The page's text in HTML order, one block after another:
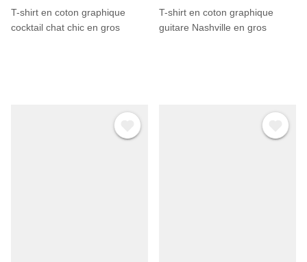
T-shirt en coton graphique
cocktail chat chic en gros
T-shirt en coton graphique
guitare Nashville en gros